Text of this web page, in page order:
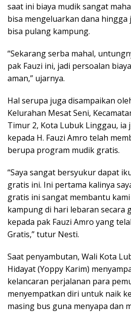
saat ini biaya mudik sangat
bisa mengeluarkan dana
bisa pulang kampung.
“Sekarang serba mahal,
pak Fauzi ini, jadi persoalan
aman,” ujarnya.
Hal serupa juga disampaikan
Kelurahan Mesat Seni,
Timur 2, Kota Lubuk Linggau, ia
kepada H. Fauzi Amro telah
berupa program mudik gratis.
“Saya sangat bersyukur dapat
gratis ini. Ini pertama kalinya
gratis ini sangat membantu
kampung di hari lebaran secara
kepada pak Fauzi Amro yang
Gratis,” tutur Nesti.
Saat penyambutan, Wali Kota
Hidayat (Yoppy Karim)
kelancaran perjalanan para
menyempatkan diri untuk naik
masing bus guna menyapa dan